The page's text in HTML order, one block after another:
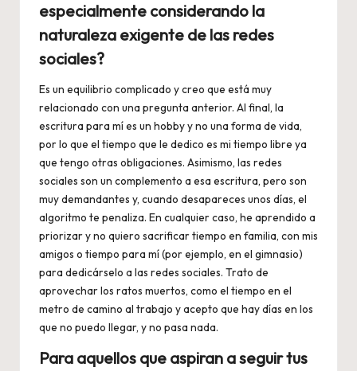
especialmente considerando la
naturaleza exigente de las redes
sociales?
Es un equilibrio complicado y creo que está muy
relacionado con una pregunta anterior. Al final, la
escritura para mí es un hobby y no una forma de vida,
por lo que el tiempo que le dedico es mi tiempo libre ya
que tengo otras obligaciones. Asimismo, las redes
sociales son un complemento a esa escritura, pero son
muy demandantes y, cuando desapareces unos días, el
algoritmo te penaliza. En cualquier caso, he aprendido a
priorizar y no quiero sacrificar tiempo en familia, con mis
amigos o tiempo para mí (por ejemplo, en el gimnasio)
para dedicárselo a las redes sociales. Trato de
aprovechar los ratos muertos, como el tiempo en el
metro de camino al trabajo y acepto que hay días en los
que no puedo llegar, y no pasa nada.
Para aquellos que aspiran a seguir tus